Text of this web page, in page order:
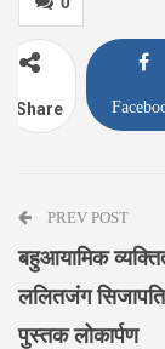
Share
PREV POST
बहुआयामिक
ललितजंग
पुस्तक लोकार्पण